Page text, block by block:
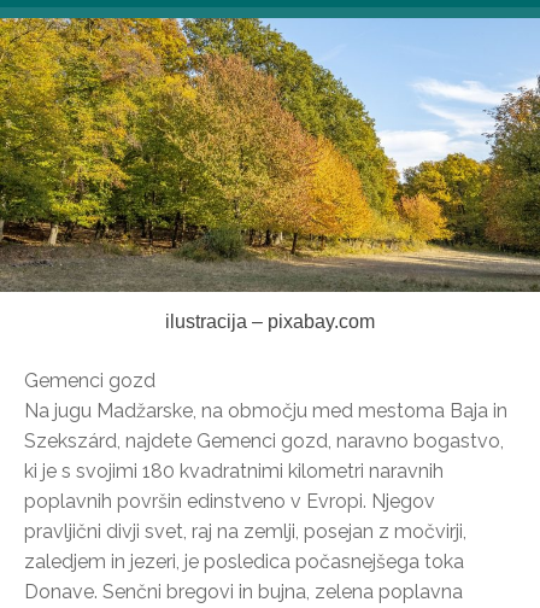
ilustracija – pixabay.com
Gemenci gozd
Na jugu Madžarske, na območju med mestoma Baja in
Szekszárd, najdete Gemenci gozd, naravno bogastvo,
ki je s svojimi 180 kvadratnimi kilometri naravnih
poplavnih površin edinstveno v Evropi. Njegov
pravljični divji svet, raj na zemlji, posejan z močvirji,
zaledjem in jezeri, je posledica počasnejšega toka
Donave. Senčni bregovi in bujna, zelena poplavna